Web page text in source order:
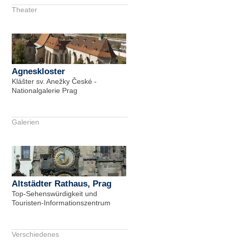
Theater
Agneskloster
Klášter sv. Anežky České -
Nationalgalerie Prag
Galerien
Altstädter Rathaus, Prag
Top-Sehenswürdigkeit und
Touristen-Informationszentrum
Verschiedenes